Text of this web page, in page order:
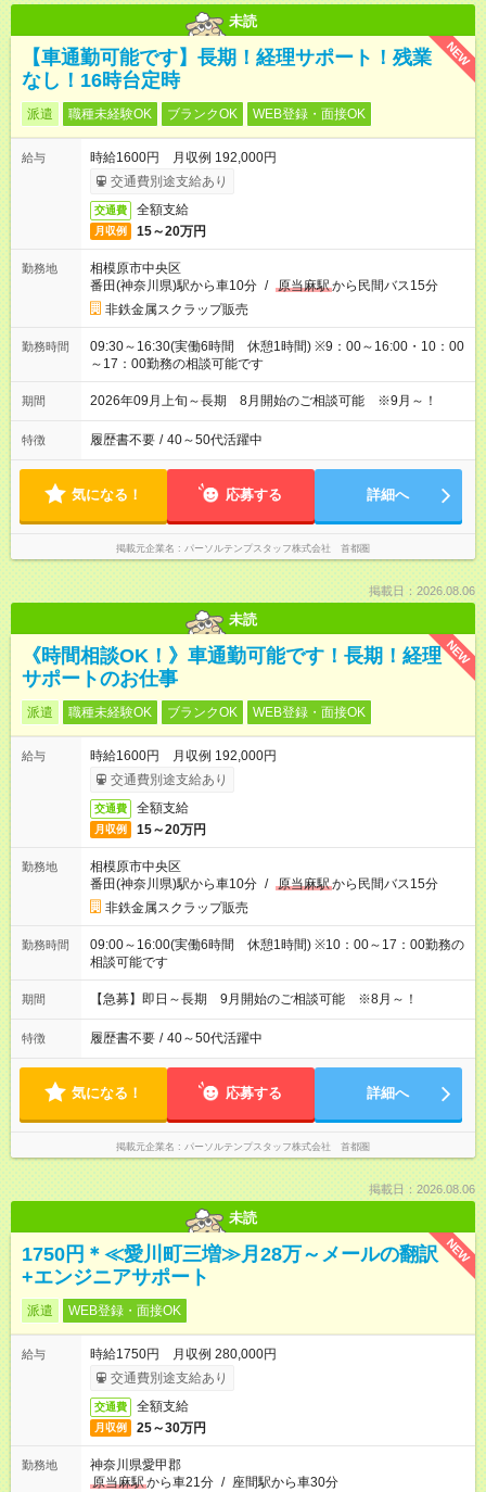
未読
NEW
【車通勤可能です】長期！経理サポート！残業
なし！16時台定時
派遣 職種未経験OK ブランクOK WEB登録・面接OK
給与
時給1600円 月収例 192,000円
交通費別途支給あり
交通費 全額支給
月収例 15～20万円
勤務地
相模原市中央区
番田(神奈川県)駅から車10分 / 原当麻駅から民間バス15分
非鉄金属スクラップ販売
勤務時間
09:30～16:30(実働6時間 休憩1時間) ※9：00～16:00・10：00
～17：00勤務の相談可能です
期間 2026年09月上旬～長期 8月開始のご相談可能 ※9月～！
特徴 履歴書不要 / 40～50代活躍中
気になる！ 応募する 詳細へ
掲載元企業名 パーソルテンプスタッフ株式会社 首都圏
掲載日：2026.08.06
未読
NEW
《時間相談OK！》車通勤可能です！長期！経理
サポートのお仕事
派遣 職種未経験OK ブランクOK WEB登録・面接OK
給与
時給1600円 月収例 192,000円
交通費別途支給あり
交通費 全額支給
月収例 15～20万円
勤務地
相模原市中央区
番田(神奈川県)駅から車10分 / 原当麻駅から民間バス15分
非鉄金属スクラップ販売
勤務時間
09:00～16:00(実働6時間 休憩1時間) ※10：00～17：00勤務の
相談可能です
期間 【急募】即日～長期 9月開始のご相談可能 ※8月～！
特徴 履歴書不要 / 40～50代活躍中
気になる！ 応募する 詳細へ
掲載元企業名 パーソルテンプスタッフ株式会社 首都圏
掲載日：2026.08.06
未読
NEW
1750円＊≪愛川町三増≫月28万～メールの翻訳
+エンジニアサポート
派遣 WEB登録・面接OK
給与
時給1750円 月収例 280,000円
交通費別途支給あり
交通費 全額支給
月収例 25～30万円
勤務地
神奈川県愛甲郡
原当麻駅から車21分 / 座間駅から車30分